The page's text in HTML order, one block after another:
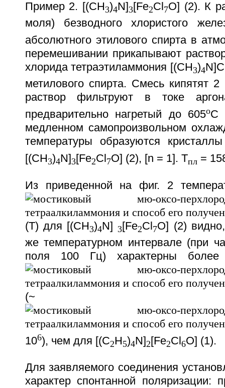
Пример 2. [(CH3)4N]3[Fe2Cl 7O] (2). К
моля) безводного хлористого
абсолютного этилового спирта в
перемешивании прикапывают
хлорида тетраэтиламмония [(CH3)4
метилового спирта. Смесь кипятят 2
раствор фильтруют в токе
предварительно нагретый до 605oC
медленном самопроизвольном
температуры образуются
[(CH3)4N]3[Fe2Cl 7O] (2), [n = 1]. Tпл=
Из приведенной на фиг. 2
(T) для [(CH3)4N] 3[Fe2Cl 7O] (2)
же температурном интервале (при
поля 100 Гц) характерны более
(~
106), чем для [(C2H5)4N]2 [Fe2Cl 6O] (1).
Для заявляемого соединения
характер спонтанной поляризации: